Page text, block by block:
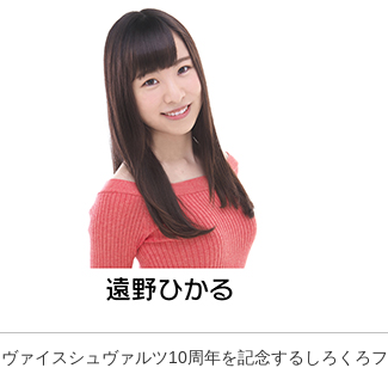
ヴァイスシュヴァルツ10周年を記念するしろくろフ